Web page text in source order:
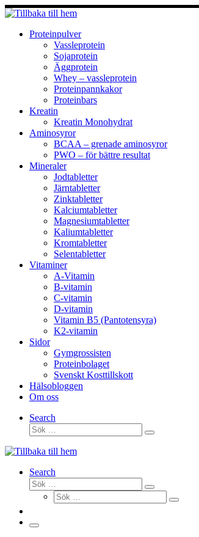
Hoppa
till
innehållProteinpulver
Vassleprotein
Sojaprotein
Äggprotein
Whey – vassleprotein
Proteinpannkakor
Proteinbars
Kreatin
Kreatin Monohydrat
Aminosyror
BCAA – grenade aminosyror
PWO – för bättre resultat
Mineraler
Jodtabletter
Järntabletter
Zinktabletter
Kalciumtabletter
Magnesiumtabletter
Kaliumtabletter
Kromtabletter
Selentabletter
Vitaminer
A-Vitamin
B-vitamin
C-vitamin
D-vitamin
Vitamin B5 (Pantotensyra)
K2-vitamin
Sidor
Gymgrossisten
Proteinbolaget
Svenskt Kosttillskott
Hälsobloggen
Om oss
Search
Sök
Sök
Search
Sök
Sök
Sök
Sök
Meny